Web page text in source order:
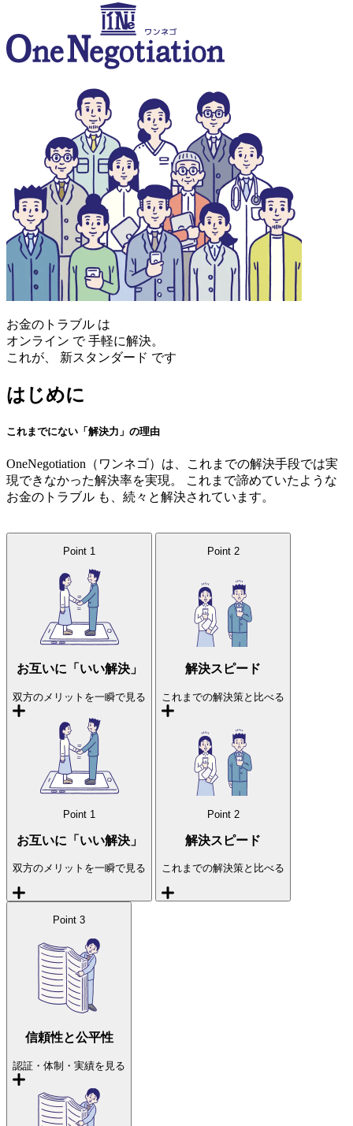
お金のトラブル は
オンライン で手軽に解決。
これが、 新スタンダード です
はじめに
これまでにない「解決力」の理由
OneNegotiation（ワンネゴ）は、これまでの解決手段では実
現できなかった解決率を実現。
これまで諦めていたような
お金のトラブル も、続々と解決されています。
Point 1
お互いに「いい解決」
双方のメリットを一瞬で見る
Point 1
お互いに「いい解決」
双方のメリットを一瞬で見る
Point 2
解決スピード
これまでの解決策と比べる
Point 2
解決スピード
これまでの解決策と比べる
Point 3
信頼性と公平性
認証・体制・実績を見る